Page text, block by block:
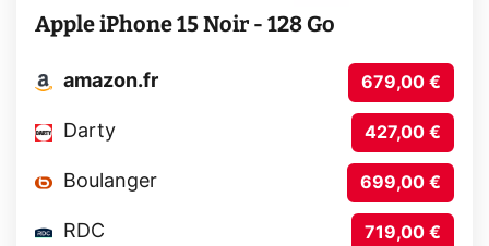
Apple iPhone 15 Noir - 128 Go
amazon.fr 679,00 €
Darty 427,00 €
Boulanger 699,00 €
RDC 719,00 €